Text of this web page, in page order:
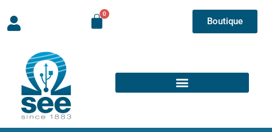
Boutique